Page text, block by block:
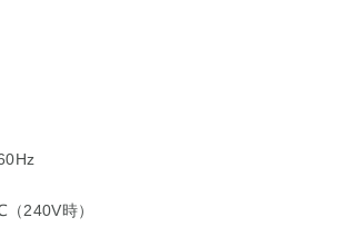
240V時）